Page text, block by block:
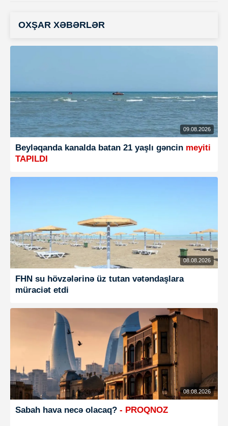
OXŞAR XƏBƏRLƏR
09.08.2026
Beyləqanda kanalda batan 21 yaşlı gəncin meyiti
TAPILDI
08.08.2026
FHN su hövzələrinə üz tutan vətəndaşlara
müraciət etdi
08.08.2026
Sabah hava necə olacaq? - PROQNOZ